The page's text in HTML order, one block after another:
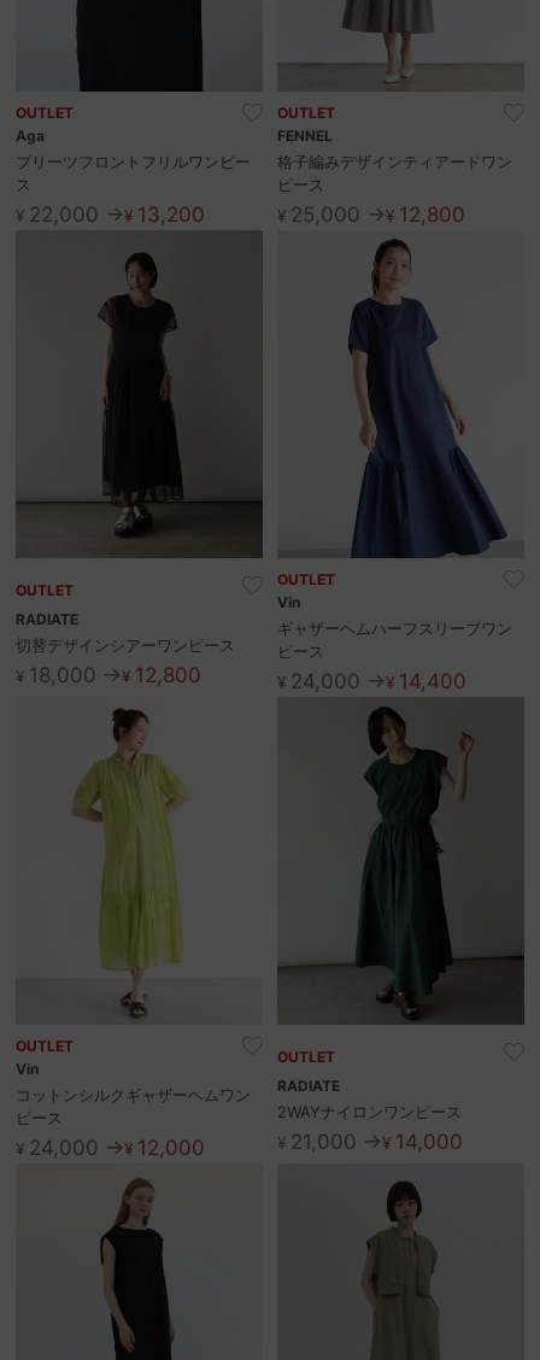
ご利用ガイド/ヘルプ
お問い合わせ
OUTLET
Aga
プリーツフロントフリルワンピー
ス
¥22,000 →¥13,200
OUTLET
FENNEL
格子編みデザインティアードワン
ピース
¥25,000 →¥12,800
OUTLET
RADIATE
切替デザインシアーワンピース
¥18,000 →¥12,800
OUTLET
Vin
ギャザーヘムハーフスリーブワン
ピース
¥24,000 →¥14,400
OUTLET
Vin
コットンシルクギャザーヘムワン
ピース
¥24,000 →¥12,000
OUTLET
RADIATE
2WAYナイロンワンピース
¥21,000 →¥14,000